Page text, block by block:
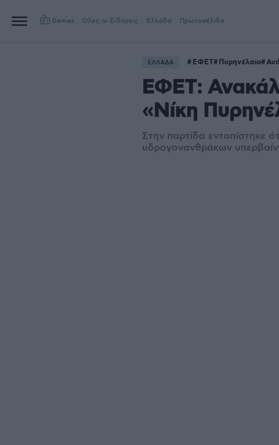
Games Όλες οι Ειδήσεις Ελλάδα Πρωτοσέλιδα
ΕΛΛΑΔΑ ΕΦΕΤ Πυρηνέλαιο
ΕΦΕΤ:
«Νίκη
Στην παρτίδα εντοπίστηκε
υδρογονανθράκων